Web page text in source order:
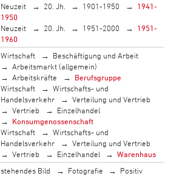
Neuzeit 20. Jh. 1901-1950
1941-
1950
Neuzeit
20. Jh. 1951-2000
1951-
1960
Wirtschaft
Beschäftigung und Arbeit
Arbeitsmarkt (allgemein)
Arbeitskräfte
Berufsgruppe
Wirtschaft
Wirtschafts- und
Handelsverkehr
Verteilung und Vertrieb
Vertrieb
Einzelhandel
Konsumgenossenschaft
Wirtschaft
Wirtschafts- und
Handelsverkehr
Verteilung und Vertrieb
Vertrieb
Einzelhandel
Warenhaus
stehendes Bild Fotografie
Positiv